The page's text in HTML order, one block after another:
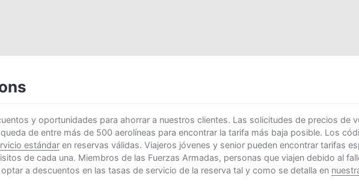
y oportunidades para ahorrar a nuestros clientes. Las solicitudes de precios de
de entre más de 500 aerolíneas para encontrar la tarifa más baja posible. Los
estándar en reservas válidas. Viajeros jóvenes y senior pueden encontrar tarifas
de cada una. Miembros de las Fuerzas Armadas, personas que viajen debido al
a descuentos en las tasas de servicio de la reserva tal y como se detalla en